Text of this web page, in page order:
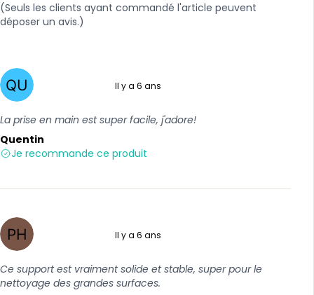
(Seuls les clients ayant commandé l'article peuvent
déposer un avis.)
Il y a 6 ans
La prise en main est super facile, j'adore!
Quentin
Je recommande ce produit
Il y a 6 ans
Ce support est vraiment solide et stable, super pour le
nettoyage des grandes surfaces.